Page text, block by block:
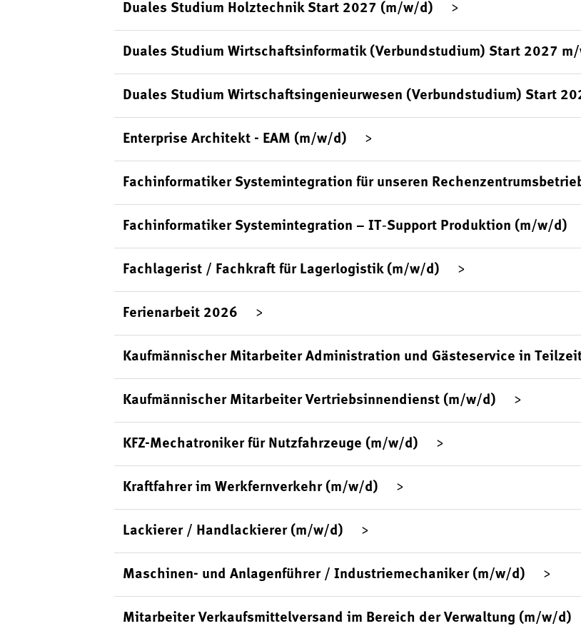
Duales Studium Holztechnik Start 2027 (m/w/d)
Duales Studium Wirtschaftsinformatik (Verbundstudium) Start 2027
Duales Studium Wirtschaftsingenieurwesen (Verbundstudium) Start
Enterprise Architekt - EAM (m/w/d)
Fachinformatiker Systemintegration für unseren
Fachinformatiker Systemintegration – IT‑Support Produktion (m/w/d)
Fachlagerist / Fachkraft für Lagerlogistik (m/w/d)
Ferienarbeit 2026
Kaufmännischer Mitarbeiter Administration und Gästeservice in
Kaufmännischer Mitarbeiter Vertriebsinnendienst (m/w/d)
KFZ-Mechatroniker für Nutzfahrzeuge (m/w/d)
Kraftfahrer im Werkfernverkehr (m/w/d)
Lackierer / Handlackierer (m/w/d)
Maschinen- und Anlagenführer / Industriemechaniker (m/w/d)
Mitarbeiter Verkaufsmittelversand im Bereich der Verwaltung (m/w/d)